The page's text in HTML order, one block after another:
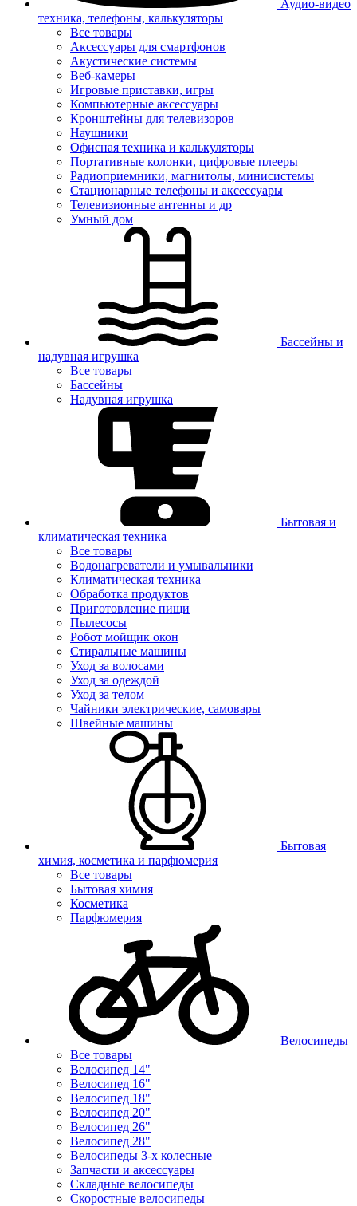
Аудио-видео
техника, телефоны, калькуляторы
Все товары
Аксессуары для смартфонов
Акустические системы
Веб-камеры
Игровые приставки, игры
Компьютерные аксессуары
Кронштейны для телевизоров
Наушники
Офисная техника и калькуляторы
Портативные колонки, цифровые плееры
Радиоприемники, магнитолы, минисистемы
Стационарные телефоны и аксессуары
Телевизионные антенны и др
Умный дом
Бассейны и
надувная игрушка
Все товары
Бассейны
Надувная игрушка
Бытовая и
климатическая техника
Все товары
Водонагреватели и умывальники
Климатическая техника
Обработка продуктов
Приготовление пищи
Пылесосы
Робот мойщик окон
Стиральные машины
Уход за волосами
Уход за одеждой
Уход за телом
Чайники электрические, самовары
Швейные машины
Бытовая
химия, косметика и парфюмерия
Все товары
Бытовая химия
Косметика
Парфюмерия
Велосипеды
Все товары
Велосипед 14"
Велосипед 16"
Велосипед 18"
Велосипед 20"
Велосипед 26"
Велосипед 28"
Велосипеды 3-х колесные
Запчасти и аксессуары
Складные велосипеды
Скоростные велосипеды